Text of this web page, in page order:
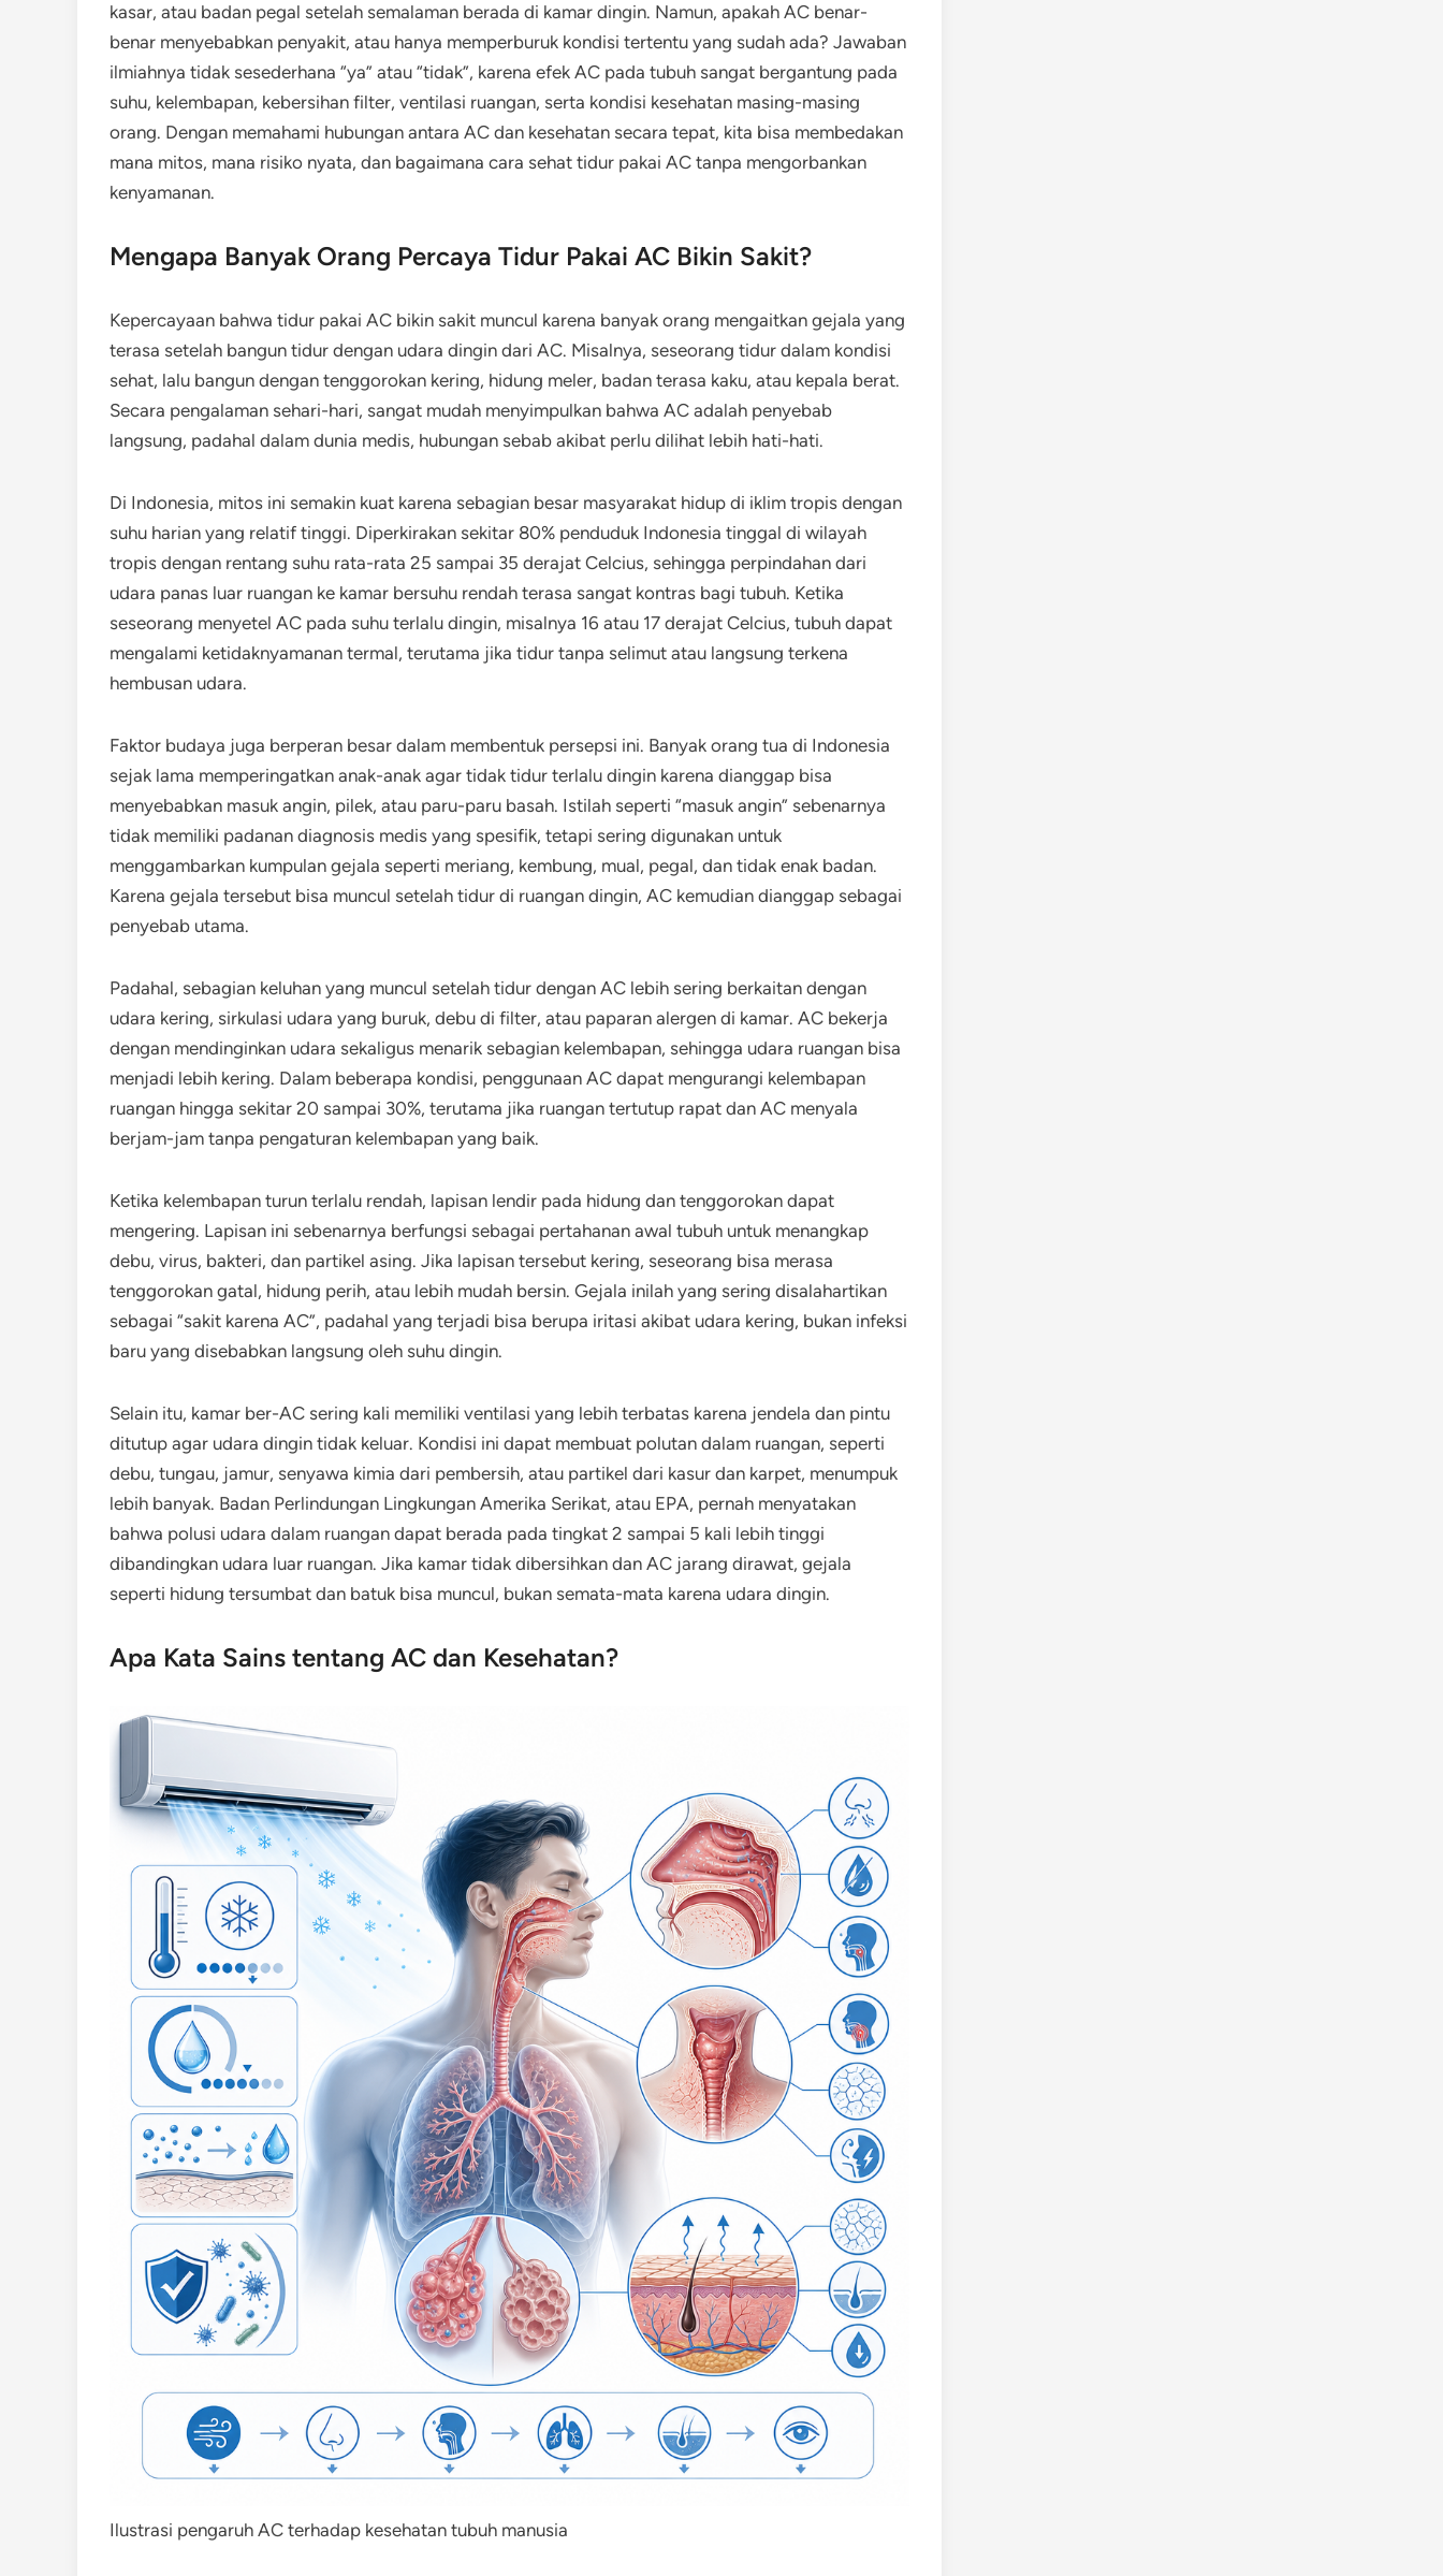
kasar, atau badan pegal setelah semalaman berada di kamar dingin. Namun, apakah AC benar-
benar menyebabkan penyakit, atau hanya memperburuk kondisi tertentu yang sudah ada? Jawaban
ilmiahnya tidak sesederhana “ya” atau “tidak”, karena efek AC pada tubuh sangat bergantung pada
suhu, kelembapan, kebersihan filter, ventilasi ruangan, serta kondisi kesehatan masing-masing
orang. Dengan memahami hubungan antara AC dan kesehatan secara tepat, kita bisa membedakan
mana mitos, mana risiko nyata, dan bagaimana cara sehat tidur pakai AC tanpa mengorbankan
kenyamanan.
Mengapa Banyak Orang Percaya Tidur Pakai AC Bikin Sakit?
Kepercayaan bahwa tidur pakai AC bikin sakit muncul karena banyak orang mengaitkan gejala yang
terasa setelah bangun tidur dengan udara dingin dari AC. Misalnya, seseorang tidur dalam kondisi
sehat, lalu bangun dengan tenggorokan kering, hidung meler, badan terasa kaku, atau kepala berat.
Secara pengalaman sehari-hari, sangat mudah menyimpulkan bahwa AC adalah penyebab
langsung, padahal dalam dunia medis, hubungan sebab akibat perlu dilihat lebih hati-hati.
Di Indonesia, mitos ini semakin kuat karena sebagian besar masyarakat hidup di iklim tropis dengan
suhu harian yang relatif tinggi. Diperkirakan sekitar 80% penduduk Indonesia tinggal di wilayah
tropis dengan rentang suhu rata-rata 25 sampai 35 derajat Celcius, sehingga perpindahan dari
udara panas luar ruangan ke kamar bersuhu rendah terasa sangat kontras bagi tubuh. Ketika
seseorang menyetel AC pada suhu terlalu dingin, misalnya 16 atau 17 derajat Celcius, tubuh dapat
mengalami ketidaknyamanan termal, terutama jika tidur tanpa selimut atau langsung terkena
hembusan udara.
Faktor budaya juga berperan besar dalam membentuk persepsi ini. Banyak orang tua di Indonesia
sejak lama memperingatkan anak-anak agar tidak tidur terlalu dingin karena dianggap bisa
menyebabkan masuk angin, pilek, atau paru-paru basah. Istilah seperti “masuk angin” sebenarnya
tidak memiliki padanan diagnosis medis yang spesifik, tetapi sering digunakan untuk
menggambarkan kumpulan gejala seperti meriang, kembung, mual, pegal, dan tidak enak badan.
Karena gejala tersebut bisa muncul setelah tidur di ruangan dingin, AC kemudian dianggap sebagai
penyebab utama.
Padahal, sebagian keluhan yang muncul setelah tidur dengan AC lebih sering berkaitan dengan
udara kering, sirkulasi udara yang buruk, debu di filter, atau paparan alergen di kamar. AC bekerja
dengan mendinginkan udara sekaligus menarik sebagian kelembapan, sehingga udara ruangan bisa
menjadi lebih kering. Dalam beberapa kondisi, penggunaan AC dapat mengurangi kelembapan
ruangan hingga sekitar 20 sampai 30%, terutama jika ruangan tertutup rapat dan AC menyala
berjam-jam tanpa pengaturan kelembapan yang baik.
Ketika kelembapan turun terlalu rendah, lapisan lendir pada hidung dan tenggorokan dapat
mengering. Lapisan ini sebenarnya berfungsi sebagai pertahanan awal tubuh untuk menangkap
debu, virus, bakteri, dan partikel asing. Jika lapisan tersebut kering, seseorang bisa merasa
tenggorokan gatal, hidung perih, atau lebih mudah bersin. Gejala inilah yang sering disalahartikan
sebagai “sakit karena AC”, padahal yang terjadi bisa berupa iritasi akibat udara kering, bukan infeksi
baru yang disebabkan langsung oleh suhu dingin.
Selain itu, kamar ber-AC sering kali memiliki ventilasi yang lebih terbatas karena jendela dan pintu
ditutup agar udara dingin tidak keluar. Kondisi ini dapat membuat polutan dalam ruangan, seperti
debu, tungau, jamur, senyawa kimia dari pembersih, atau partikel dari kasur dan karpet, menumpuk
lebih banyak. Badan Perlindungan Lingkungan Amerika Serikat, atau EPA, pernah menyatakan
bahwa polusi udara dalam ruangan dapat berada pada tingkat 2 sampai 5 kali lebih tinggi
dibandingkan udara luar ruangan. Jika kamar tidak dibersihkan dan AC jarang dirawat, gejala
seperti hidung tersumbat dan batuk bisa muncul, bukan semata-mata karena udara dingin.
Apa Kata Sains tentang AC dan Kesehatan?
Ilustrasi pengaruh AC terhadap kesehatan tubuh manusia